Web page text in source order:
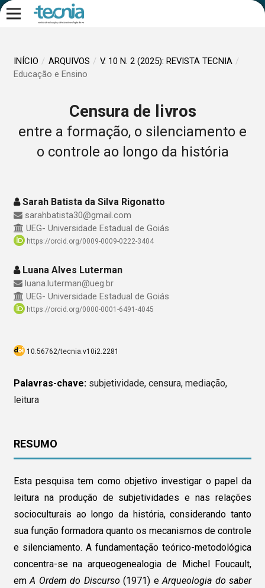
INÍCIO / ARQUIVOS / V. 10 N. 2 (2025): REVISTA TECNIA /
Educação e Ensino
Censura de livros
entre a formação, o silenciamento e
o controle ao longo da história
Sarah Batista da Silva Rigonatto
sarahbatista30@gmail.com
UEG- Universidade Estadual de Goiás
https://orcid.org/0009-0009-0222-3404
Luana Alves Luterman
luana.luterman@ueg.br
UEG- Universidade Estadual de Goiás
https://orcid.org/0000-0001-6491-4045
10.56762/tecnia.v10i2.2281
Palavras-chave: subjetividade, censura, mediação,
leitura
RESUMO
Esta pesquisa tem como objetivo investigar o papel da
leitura na produção de subjetividades e nas relações
socioculturais ao longo da história, considerando tanto
sua função formadora quanto os mecanismos de controle
e silenciamento. A fundamentação teórico-metodológica
concentra-se na arqueogenealogia de Michel Foucault,
emA Ordem do Discurso (1971) eArqueologia do saber